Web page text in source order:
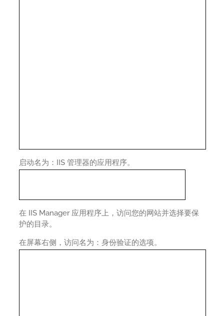
启动名为：IIS 管理器的应用程序。
在 IIS Manager 应用程序上，访问您的网站并选择要保
护的目录。
在屏幕右侧，访问名为：身份验证的选项。